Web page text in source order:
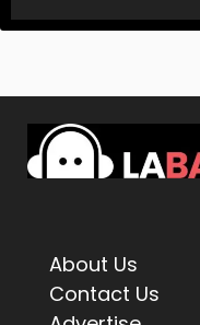
About Us
Contact Us